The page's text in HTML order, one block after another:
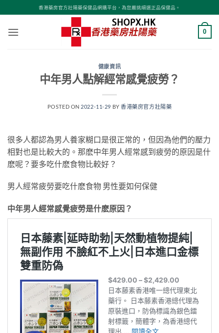
to
content
香港藥房官方壯陽藥保健品網購平台，為您嚴挑細選正品保健品。
0
健康資訊
中年男人點解經常感覺疲勞？
POSTED ON 2022-11-29 BY香港藥房官方壯陽藥
很多人都認為男人養家糊口是很正常的，但因為他們的壓力
相對也是比較大的。那麽中年男人經常感到疲勞的原因是什
麽呢？要多吃什麽食物比較好？
男人經常疲勞要吃什麽食物 男性要如何保健
中年男人經常感覺疲勞是什麽原因？